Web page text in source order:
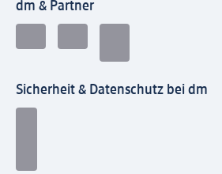
dm & Partner
Sicherheit & Datenschutz bei dm